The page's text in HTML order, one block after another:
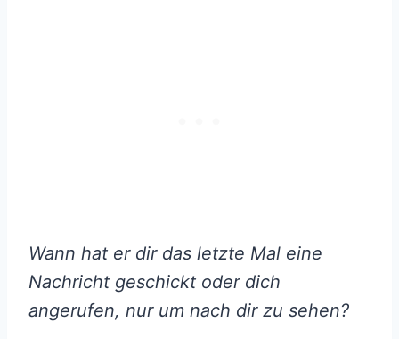
Wann hat er dir das letzte Mal eine
Nachricht geschickt oder dich
angerufen, nur um nach dir zu sehen?